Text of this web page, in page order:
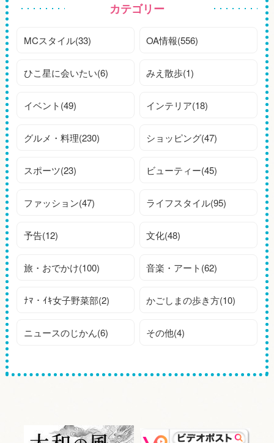
カテゴリー
MCスタイル(33) OA情報(556)
ひこ星に会いたい(6) みえ散歩(1)
イベント(49) インテリア(18)
グルメ・料理(230) ショッピング(47)
スポーツ(23) ビューティー(45)
ファッション(47) ライフスタイル(95)
予告(12) 文化(48)
旅・おでかけ(100) 音楽・アート(62)
ﾅﾏ・ｲｷ女子野菜部(2) かごしまの歩き方(10)
ニュースのじかん(6) その他(4)